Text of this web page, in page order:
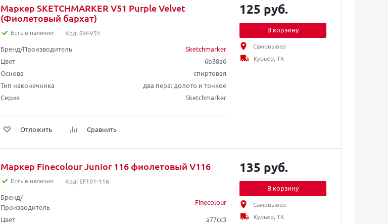
Маркер SKETCHMARKER V51 Purple Velvet
(Фиолетовый бархат)
Есть в наличии Код: SM-V51
Бренд/Производитель
Sketchmarker
Цвет
6b38a6
Основа
спиртовая
Тип наконечника
два пера: долото и тонкое
Серия
Sketchmarker
Отложить Сравнить
125 руб.
В корзину
Самовывоз
Курьер, ТК
Маркер Finecolour Junior 116 фиолетовый V116
Есть в наличии Код: EF101-116
Бренд/
Производитель
Finecolour
Цвет
a77cc3
135 руб.
В корзину
Самовывоз
Курьер, ТК